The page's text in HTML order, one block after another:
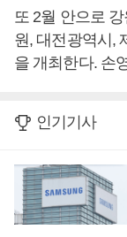
또 2월 안으로
원, 대전광역시,
을 개최한다. 손
인기기사